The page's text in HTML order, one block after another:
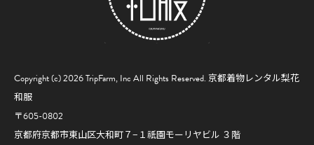
Copyright (c) 2026 TripFarm, Inc All Rights Reserved. 京都着物レンタル梨花
和服
〒605-0802
京都府京都市東山区大和町７−１祇園モーリヤビル ３階